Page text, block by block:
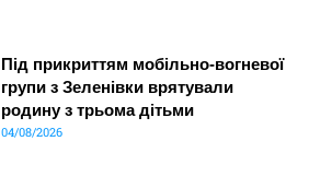
Під прикриттям мобільно-вогневої
групи з Зеленівки врятували
родину з трьома дітьми
04/08/2026